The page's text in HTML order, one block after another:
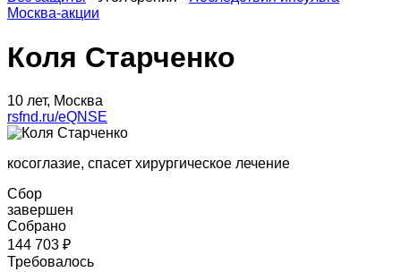
Москва-акции
Коля Старченко
10 лет, Москва
rsfnd.ru/eQNSE
косоглазие, спасет хирургическое лечение
Сбор
завершен
Собрано
144 703 ₽
Требовалось